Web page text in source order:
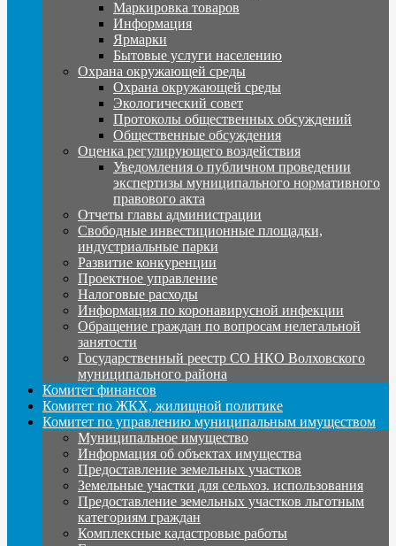
Маркировка товаров
Информация
Ярмарки
Бытовые услуги населению
Охрана окружающей среды
Охрана окружающей среды
Экологический совет
Протоколы общественных обсуждений
Общественные обсуждения
Оценка регулирующего воздействия
Уведомления о публичном проведении
экспертизы муниципального нормативного
правового акта
Отчеты главы администрации
Свободные инвестиционные площадки,
индустриальные парки
Развитие конкуренции
Проектное управление
Налоговые расходы
Информация по коронавирусной инфекции
Обращение граждан по вопросам нелегальной
занятости
Государственный реестр СО НКО Волховского
муниципального района
Комитет финансов
Комитет по ЖКХ, жилищной политике
Комитет по управлению муниципальным имуществом
Муниципальное имущество
Информация об объектах имущества
Предоставление земельных участков
Земельные участки для сельхоз. использования
Предоставление земельных участков льготным
категориям граждан
Комплексные кадастровые работы